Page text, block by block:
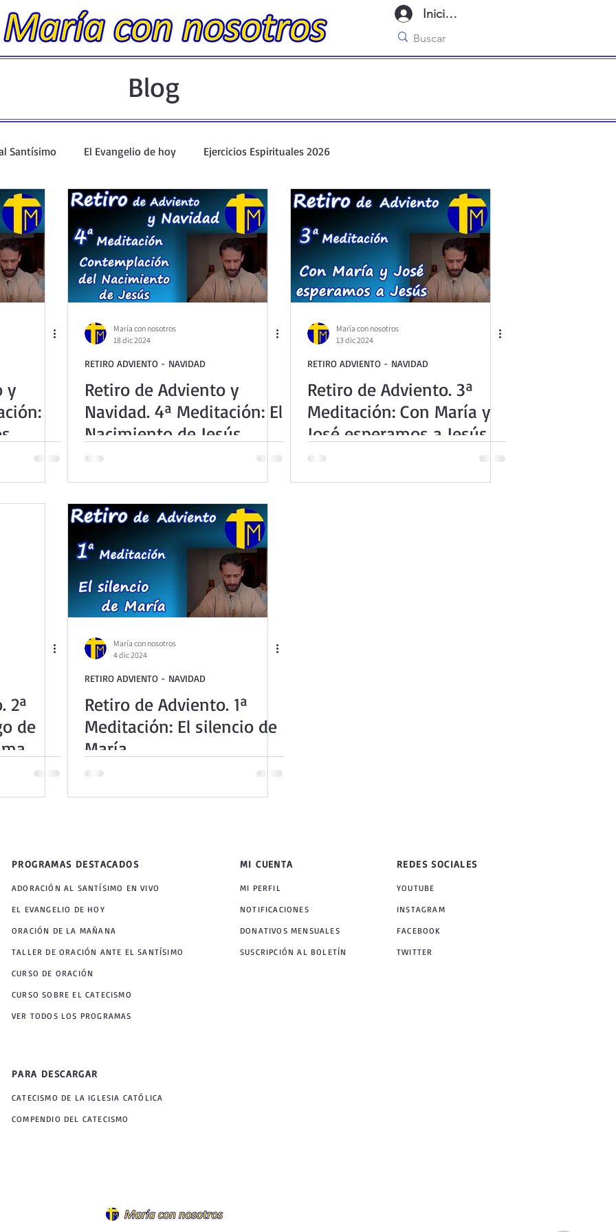
Iniciar sesión
Blog
Santísimo El Evangelio de hoy Ejercicios Espirituales 2026
en un minuto Evangelio Dominical. Año A. Taller de oración ante el Santísimo
Santo Rosario y Coronilla Oraciones Eucarísticas
La vida espiritual en frases breves
Retiro Adviento - Navidad Ejercicios Esp. Cuaresma 2023
Semana Santa 2025 Semana Santa 2024 Catecismo de la Iglesia Católica
Evangelio Dominical. Año C
y
María con nosotros
18 dic 2024
RETIRO ADVIENTO - NAVIDAD
Retiro de Adviento y
Navidad. 4ª Meditación: El
Nacimiento de Jesús
María con nosotros
13 dic 2024
RETIRO ADVIENTO - NAVIDAD
Retiro de Adviento. 3ª
Meditación: Con María y
José esperamos a Jesús
2ª
de
María con nosotros
4 dic 2024
RETIRO ADVIENTO - NAVIDAD
Retiro de Adviento. 1ª
Meditación: El silencio de
María
PROGRAMAS DESTACADOS
ADORACIÓN AL SANTÍSIMO EN VIVO
EL EVANGELIO DE HOY
ORACIÓN DE LA MAÑANA
TALLER DE ORACIÓN ANTE EL SANTÍSIMO
MI CUENTA
MI PERFIL
NOTIFICACIONES
DONATIVOS MENSUALES
SUSCRIPCIÓN AL BOLETÍN
REDES SOCIALES
YOUTUBE
INSTAGRAM
FACEBOOK
TWITTER
CURSO DE ORACIÓN
CURSO SOBRE EL CATECISMO
VER TODOS LOS PROGRAMAS
PARA DESCARGAR
CATECISMO DE LA IGLESIA CATÓLICA
COMPENDIO DEL CATECISMO